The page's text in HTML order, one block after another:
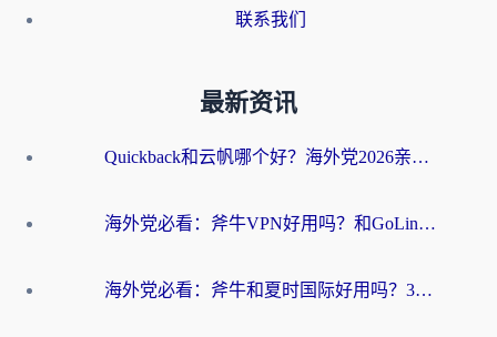
联系我们
最新资讯
Quickback和云帆哪个好？海外党2026亲测指南：选对加速器大陆工具，无缝刷国内剧玩国服
海外党必看：斧牛VPN好用吗？和GoLinkVPN对比哪个回国效果更好？
海外党必看：斧牛和夏时国际好用吗？3步选对回国加速器，无缝刷国内资源